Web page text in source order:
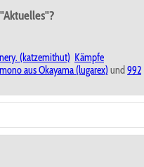
(katzemithut) Kämpfe
aus Okayama (lugarex) und 992